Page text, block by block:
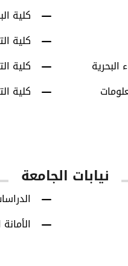
كلية
كلية
كلية
كلية
البحرية
نيابات الجامعة